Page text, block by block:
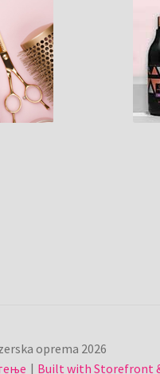
oprema 2026
Built with Storefront